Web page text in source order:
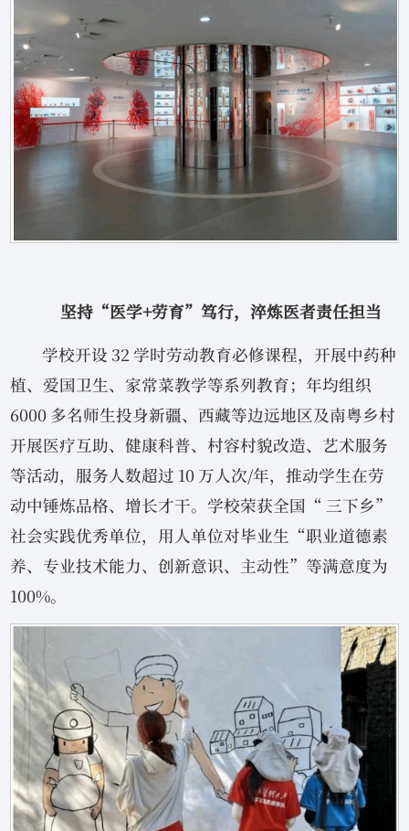
坚持“医学+劳育”笃行，淬炼医者责任担当
学校开设 32 学时劳动教育必修课程，开展中药种
植、爱国卫生、家常菜教学等系列教育；年均组织
6000 多名师生投身新疆、西藏等边远地区及南粤乡村
开展医疗互助、健康科普、村容村貌改造、艺术服务
等活动，服务人数超过 10 万人次/年，推动学生在劳
动中锤炼品格、增长才干。学校荣获全国“ 三下乡”
社会实践优秀单位，用人单位对毕业生“职业道德素
养、专业技术能力、创新意识、主动性”等满意度为
100%。